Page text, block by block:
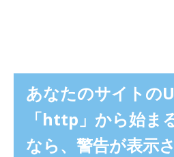
あなたのサイトの
「http」から始ま
なら、警告が表示